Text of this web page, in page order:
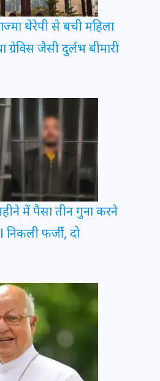
थेरेपी से बची महिला
ग्रेविस जैसी दुर्लभ बीमारी
में पैसा तीन गुना करने
फर्जी, दो